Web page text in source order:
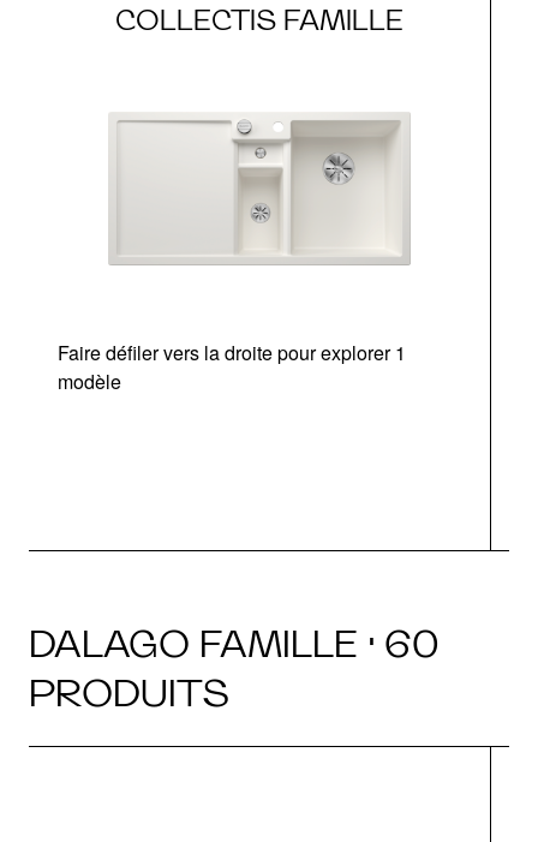
COLLECTIS FAMILLE
Faire défiler vers la droite pour explorer 1
modèle
DALAGO FAMILLE · 60
PRODUITS